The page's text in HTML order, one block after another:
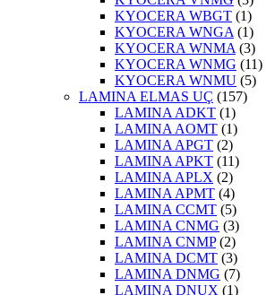
KYOCERA WBGT (1)
KYOCERA WNGA (1)
KYOCERA WNMA (3)
KYOCERA WNMG (11)
KYOCERA WNMU (5)
LAMINA ELMAS UÇ (157)
LAMINA ADKT (1)
LAMINA AOMT (1)
LAMINA APGT (2)
LAMINA APKT (11)
LAMINA APLX (2)
LAMINA APMT (4)
LAMINA CCMT (5)
LAMINA CNMG (3)
LAMINA CNMP(2)
LAMINA DCMT (3)
LAMINA DNMG (7)
LAMINA DNUX (1)